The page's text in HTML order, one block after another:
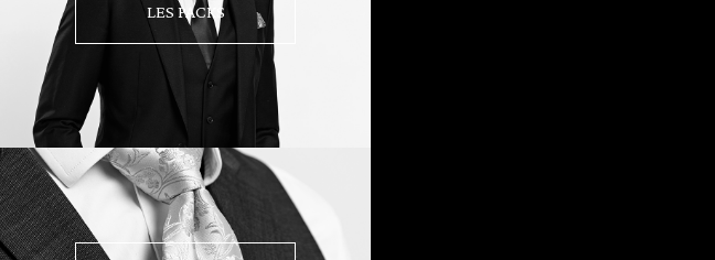
LES PACKS